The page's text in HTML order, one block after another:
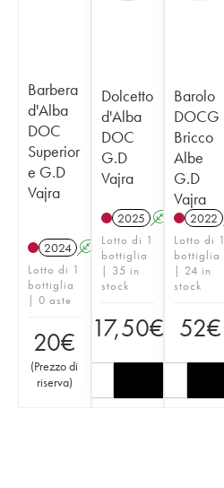
Barbera
d'Alba
DOC
Superior
e G.D
Vajra
2024 A
Lotto di 1
bottiglia
| 0 aste
20€
(Prezzo di
riserva)
Dolcetto
d'Alba
DOC
G.D
Vajra
2025 A
Lotto di 1
bottiglia
| 35 in
stock
17,50€
Barolo
DOCG
Bricco
Albe
G.D
Vajra
2022
Lotto di 1
bottiglia
| 24 in
stock
52€